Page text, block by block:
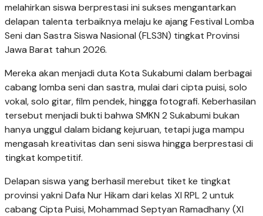
melahirkan siswa berprestasi ini sukses mengantarkan
delapan talenta terbaiknya melaju ke ajang Festival Lomba
Seni dan Sastra Siswa Nasional (FLS3N) tingkat Provinsi
Jawa Barat tahun 2026.
Mereka akan menjadi duta Kota Sukabumi dalam berbagai
cabang lomba seni dan sastra, mulai dari cipta puisi, solo
vokal, solo gitar, film pendek, hingga fotografi. Keberhasilan
tersebut menjadi bukti bahwa SMKN 2 Sukabumi bukan
hanya unggul dalam bidang kejuruan, tetapi juga mampu
mengasah kreativitas dan seni siswa hingga berprestasi di
tingkat kompetitif.
Delapan siswa yang berhasil merebut tiket ke tingkat
provinsi yakni Dafa Nur Hikam dari kelas XI RPL 2 untuk
cabang Cipta Puisi, Mohammad Septyan Ramadhany (XI